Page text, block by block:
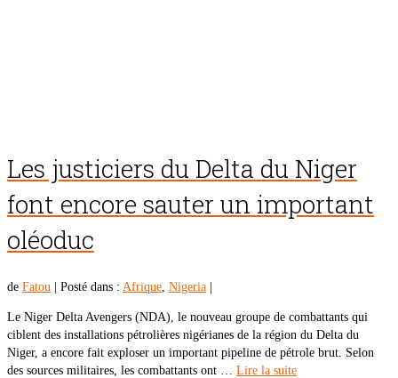
Les justiciers du Delta du Niger
font encore sauter un important
oléoduc
de Fatou Posté dans : Afrique, Nigeria
Le Niger Delta Avengers (NDA), le nouveau groupe de combattants qui
ciblent des installations pétrolières nigérianes de la région du Delta du
Niger, a encore fait exploser un important pipeline de pétrole brut. Selon
des sources militaires, les combattants ont … Lire la suite